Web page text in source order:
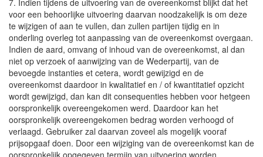
7. Indien tijdens de uitvoering van de overeenkomst blijkt dat het
voor een behoorlijke uitvoering daarvan noodzakelijk is om deze
te wijzigen of aan te vullen, dan zullen partijen tijdig en in
onderling overleg tot aanpassing van de overeenkomst overgaan.
Indien de aard, omvang of inhoud van de overeenkomst, al dan
niet op verzoek of aanwijzing van de Wederpartij, van de
bevoegde instanties et cetera, wordt gewijzigd en de
overeenkomst daardoor in kwalitatief en / of kwantitatief opzicht
wordt gewijzigd, dan kan dit consequenties hebben voor hetgeen
oorspronkelijk overeengekomen werd. Daardoor kan het
oorspronkelijk overeengekomen bedrag worden verhoogd of
verlaagd. Gebruiker zal daarvan zoveel als mogelijk vooraf
prijsopgaaf doen. Door een wijziging van de overeenkomst kan de
oorspronkelijk opgegeven termijn van uitvoering worden